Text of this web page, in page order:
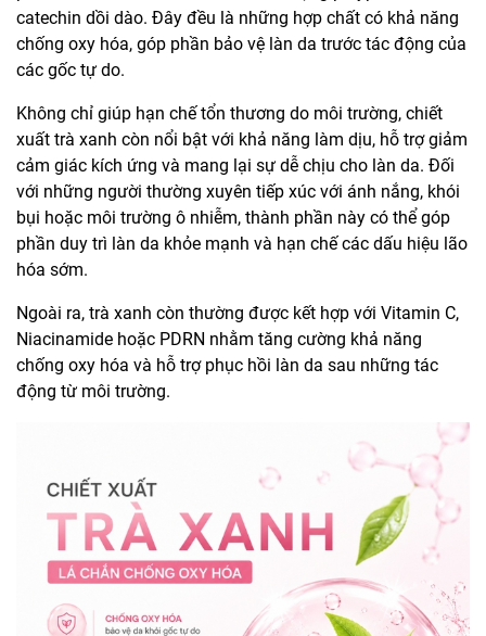
catechin dồi dào. Đây đều là những hợp chất có khả năng
chống oxy hóa, góp phần bảo vệ làn da trước tác động của
các gốc tự do.
Không chỉ giúp hạn chế tổn thương do môi trường, chiết
xuất trà xanh còn nổi bật với khả năng làm dịu, hỗ trợ giảm
cảm giác kích ứng và mang lại sự dễ chịu cho làn da. Đối
với những người thường xuyên tiếp xúc với ánh nắng, khói
bụi hoặc môi trường ô nhiễm, thành phần này có thể góp
phần duy trì làn da khỏe mạnh và hạn chế các dấu hiệu lão
hóa sớm.
Ngoài ra, trà xanh còn thường được kết hợp với Vitamin C,
Niacinamide hoặc PDRN nhằm tăng cường khả năng
chống oxy hóa và hỗ trợ phục hồi làn da sau những tác
động từ môi trường.